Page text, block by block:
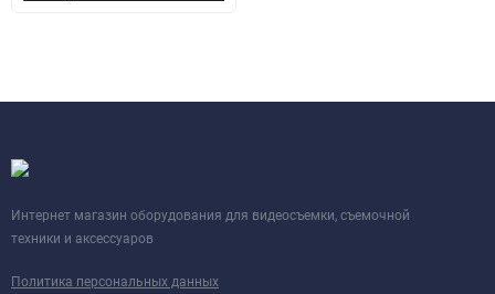
Интернет магазин оборудования для видеосъемки, съемочной
техники и аксессуаров
Политика персональных данных